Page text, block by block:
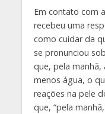
Em contato com
recebeu uma
como cuidar da
se pronunciou
que, pela manhã,
menos água, o
reações na pele
que, “pela